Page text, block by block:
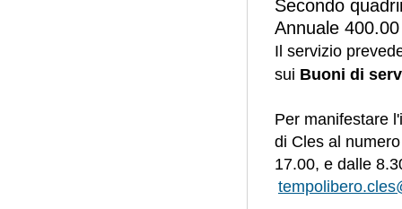
Secondo
Annuale
Il servizio
sui Buoni di
Per manifestare
di Cles al
17.00, e dalle